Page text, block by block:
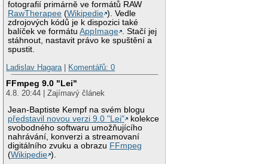
fotografií primárně ve formátů RAW
RawTherapee (Wikipedie ). Vedle
zdrojových kódů je k dispozici také
balíček ve formátuAppImage . Stačí jej
stáhnout, nastavit právo ke spuštění a
spustit.
Ladislav Hagara| Komentářů: 0
FFmpeg 9.0 "Lei"
4.8. 20:44 | Zajímavý článek
Jean-Baptiste Kempf na svém blogu
představil novou verzi 9.0 "Lei"
kolekce
svobodného softwaru umožňujícího
nahrávání, konverzi a streamovaní
digitálního zvuku a obrazu FFmpeg
(Wikipedie ).